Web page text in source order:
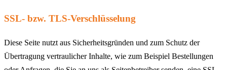
SSL- bzw. TLS-Verschlüsselung
Diese Seite nutzt aus Sicherheitsgründen und zum Schutz der
Übertragung vertraulicher Inhalte, wie zum Beispiel Bestellungen